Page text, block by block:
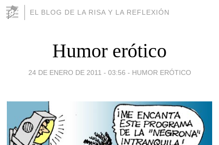
EL BLOG DE LA RISA Y LA REFLEXIÓN
Humor erótico
24 DE ENERO DE 2011 - 03:56 - HUMOR ERÓTICO